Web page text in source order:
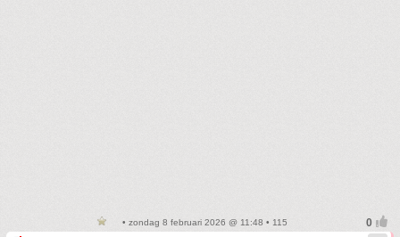
• zondag 8 februari 2026 @ 11:48 • 115